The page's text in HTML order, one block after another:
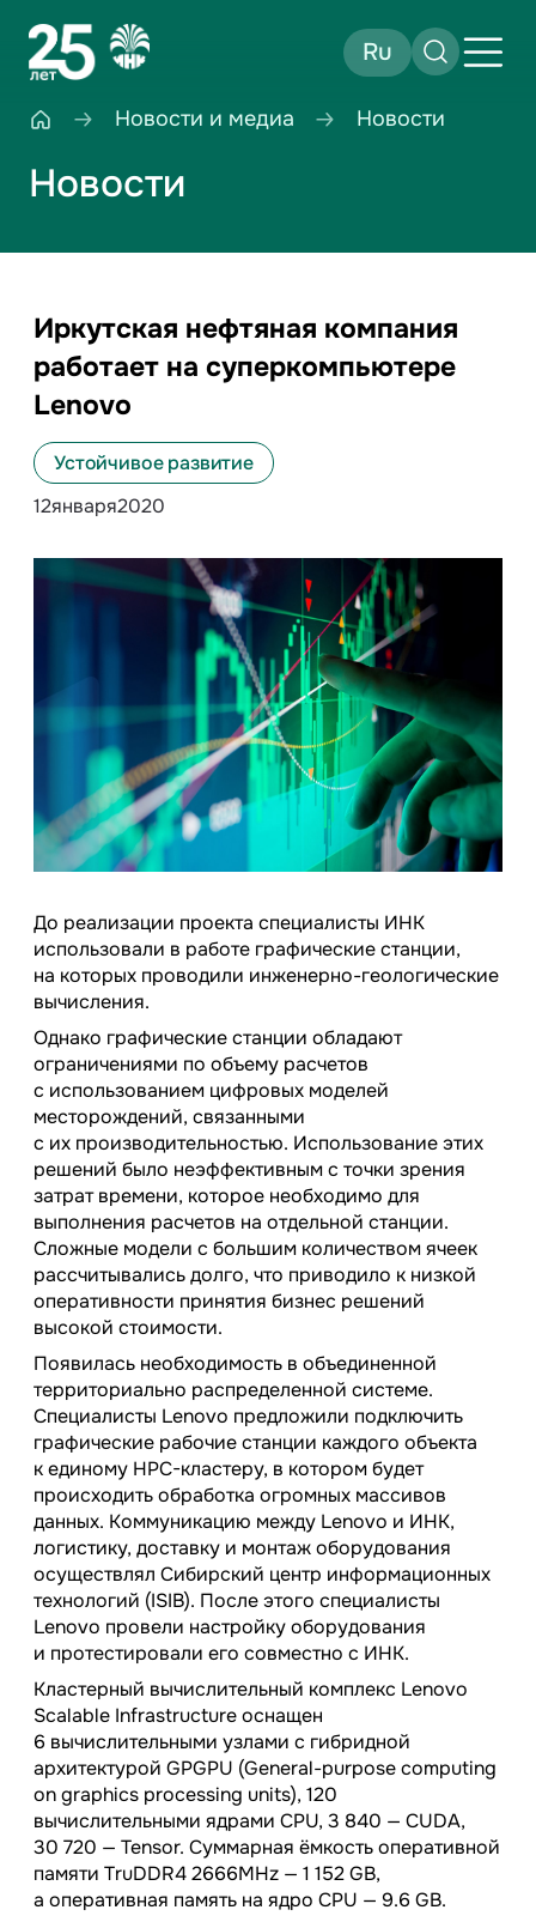
Ru
Новости и медиа Новости
Новости
Иркутская нефтяная компания
работает на суперкомпьютере
Lenovo
Устойчивое развитие
12января2020
До реализации проекта специалисты ИНК
использовали в работе графические станции,
на которых проводили инженерно-геологические
вычисления.
Однако графические станции обладают
ограничениями по объему расчетов
с использованием цифровых моделей
месторождений, связанными
с их производительностью. Использование этих
решений было неэффективным с точки зрения
затрат времени, которое необходимо для
выполнения расчетов на отдельной станции.
Сложные модели с большим количеством ячеек
рассчитывались долго, что приводило к низкой
оперативности принятия бизнес решений
высокой стоимости.
Появилась необходимость в объединенной
территориально распределенной системе.
Специалисты Lenovo предложили подключить
графические рабочие станции каждого объекта
к единому HPC-кластеру, в котором будет
происходить обработка огромных массивов
данных. Коммуникацию между Lenovo и ИНК,
логистику, доставку и монтаж оборудования
осуществлял Сибирский центр информационных
технологий (ISIB). После этого специалисты
Lenovo провели настройку оборудования
и протестировали его совместно с ИНК.
Кластерный вычислительный комплекс Lenovo
Scalable Infrastructure оснащен
6 вычислительными узлами с гибридной
архитектурой GPGPU (General-purpose computing
on graphics processing units), 120
вычислительными ядрами CPU, 3 840 — CUDA,
30 720 — Tensor. Суммарная ёмкость оперативной
памяти TruDDR4 2666MHz — 1 152 GB,
а оперативная память на ядро CPU — 9.6 GB.